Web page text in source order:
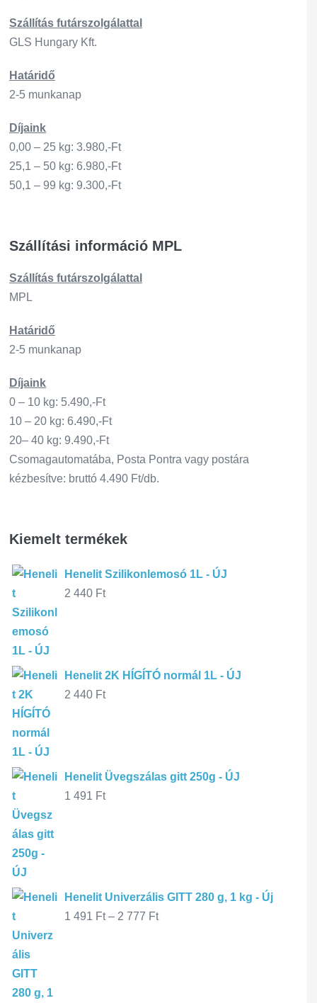
Szállítás futárszo lgálattal
GLS Hungary Kft.
Határidő
2-5 munkanap
Díjaink
0,00 – 25 kg: 3.980,-Ft
25,1 – 50 kg: 6.980,-Ft
50,1 – 99 kg: 9.300,-Ft
Szállítási információ MPL
Szállítás futárszo lgálattal
MPL
Határidő
2-5 munkanap
Díjaink
0 – 10 kg: 5.490,-Ft
10 – 20 kg: 6.490,-Ft
20– 40 kg: 9.490,-Ft
Csomagautomatába, Posta Pontra vagy postára
kézbesítve: bruttó 4.490 Ft/db.
Kiemelt termékek
Henelit Szilikonlemosó 1L - ÚJ
2 440 Ft
Henelit 2K HÍGÍTÓ normál 1L - ÚJ
2 440 Ft
Henelit Üvegszálas gitt 250g - ÚJ
1 491 Ft
Henelit Univerzális GITT 280 g, 1 kg - Új
1 491 Ft – 2 777 Ft